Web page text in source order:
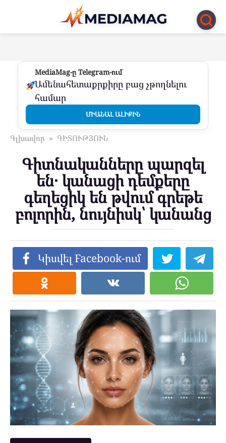
Перейти
контенту
MediaMag-ը Telegram-ում
Ամենահետաքրքիրը բաց չթողնելու
համար
ՄԻԱՆԱԼ ԱԼԻՔԻՆ
Գլխավոր » ԳԻՏՈՒԹՅՈՒՆ
Գիտնականները պարզել
են․ կանացի դեմքերը
գեղեցիկ են թվում գրեթե
բոլորին, նույնիսկ՝ կանանց
Կիսվել Facebook-ում